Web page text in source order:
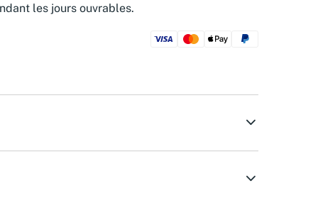
les jours ouvrables.